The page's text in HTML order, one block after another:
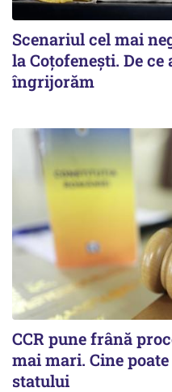
Scenariul cel mai
la Coțofenești. De ce
îngrijorăm
CCR pune frână
mai mari. Cine
statului